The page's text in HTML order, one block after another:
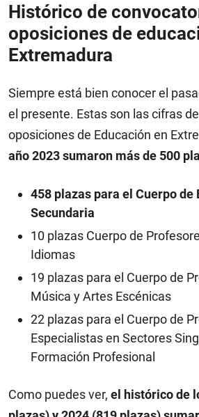
Histórico de
oposiciones de
Extremadura
Siempre está bien conocer el
el presente. Estas son las cifras
oposiciones de Educación en
año 2023 sumaron más de 500
458 plazas para el Cuerpo de
Secundaria
10 plazas Cuerpo de
Idiomas
19 plazas para el Cuerpo de
Música y Artes Escénicas
22 plazas para el Cuerpo de
Especialistas en Sectores
Formación Profesional
Como puedes ver, el histórico de